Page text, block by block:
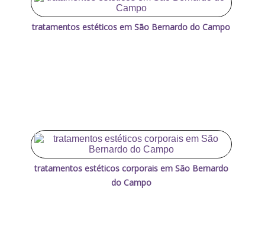
tratamentos estéticos em São Bernardo do Campo
tratamentos estéticos corporais em São Bernardo
do Campo